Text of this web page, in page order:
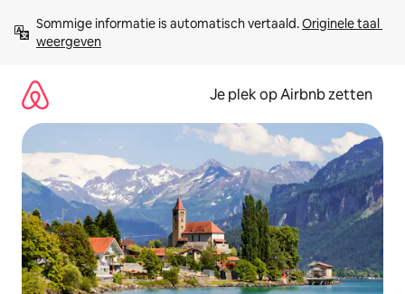
direct
naar
Sommige informatie is automatisch vertaald. Originele taal
weergeven
Je plek op Airbnb zetten